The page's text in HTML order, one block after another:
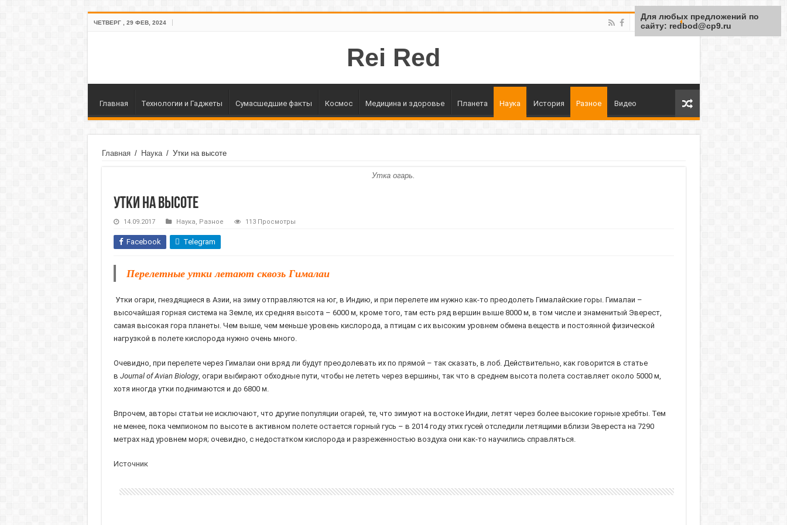
ЧЕТВЕРГ , 29 ФЕВ, 2024
Rei Red
Главная Технологии и Гаджеты Сумасшедшие факты Космос Медицина и здоровье Планета Наука История Разное Видео
Главная / Наука / Утки на высоте
Утка огарь.
Утки на высоте
14.09.2017 Наука, Разное 113 Просмотры
Facebook Telegram
Перелетные утки летают сквозь Гималаи
Утки огари, гнездящиеся в Азии, на зиму отправляются на юг, в Индию, и при перелете им нужно как-то преодолеть Гималайские горы. Гималаи –
высочайшая горная система на Земле, их средняя высота – 6000 м, кроме того, там есть ряд вершин выше 8000 м, в том числе и знаменитый Эверест,
самая высокая гора планеты. Чем выше, чем меньше уровень кислорода, а птицам с их высоким уровнем обмена веществ и постоянной физической
нагрузкой в полете кислорода нужно очень много.
Очевидно, при перелете через Гималаи они вряд ли будут преодолевать их по прямой – так сказать, в лоб. Действительно, как говорится в статье
в Journal of Avian Biology, огари выбирают обходные пути, чтобы не лететь через вершины, так что в среднем высота полета составляет около 5000 м,
хотя иногда утки поднимаются и до 6800 м.
Впрочем, авторы статьи не исключают, что другие популяции огарей, те, что зимуют на востоке Индии, летят через более высокие горные хребты. Тем
не менее, пока чемпионом по высоте в активном полете остается горный гусь – в 2014 году этих гусей отследили летящими вблизи Эвереста на 7290
метрах над уровнем моря; очевидно, с недостатком кислорода и разреженностью воздуха они как-то научились справляться.
Источник
Для любых предложений по
сайту: redbod@cp9.ru